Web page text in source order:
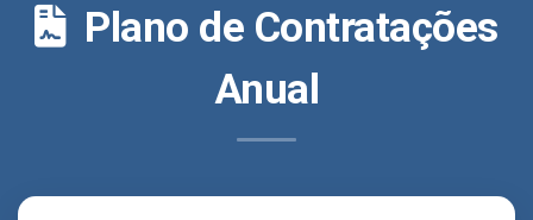
Plano de Contratações
Anual